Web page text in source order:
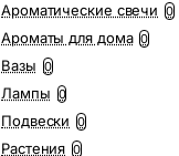
Ароматические свечи 0
Ароматы для дома 0
Вазы 0
Лампы 0
Подвески 0
Растения 0